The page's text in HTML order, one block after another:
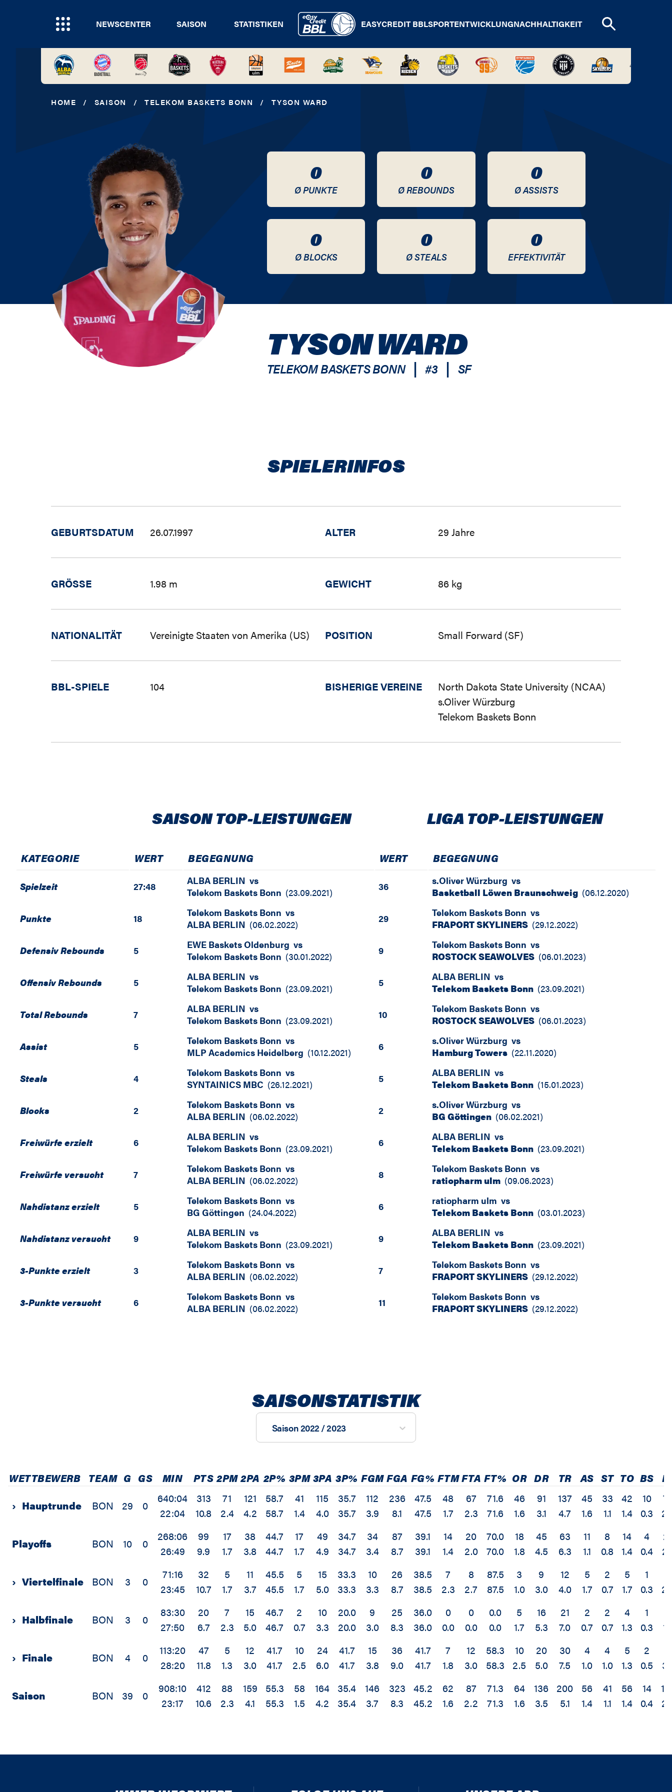
NEWSCENTER SAISON STATISTIKEN EASYCREDIT BBLSPORTENTWICKLUNGNACHHALTIGKEIT
HOME / SAISON / TELEKOM BASKETS BONN / TYSON WARD
0
Ø PUNKTE
0
Ø REBOUNDS
0
Ø ASSISTS
0
Ø BLOCKS
0
Ø STEALS
0
EFFEKTIVITÄT
TYSON WARD
TELEKOM BASKETS BONN | #3 | SF
SPIELERINFOS
GEBURTSDATUM 26.07.1997 ALTER 29 Jahre
GRÖSSE 1.98 m GEWICHT 86 kg
NATIONALITÄT Vereinigte Staaten von Amerika (US) POSITION Small Forward (SF)
BBL-SPIELE 104 BISHERIGE VEREINE
North Dakota State University (NCAA)
s.Oliver Würzburg
Telekom Baskets Bonn
SAISON TOP-LEISTUNGEN LIGA TOP-LEISTUNGEN
KATEGORIE WERT BEGEGNUNG WERT BEGEGNUNG
Spielzeit 27:48 ALBA BERLIN vs
Telekom Baskets Bonn (23.09.2021) 36 s.Oliver Würzburg vs
Basketball Löwen Braunschweig (06.12.2020)
Punkte 18 Telekom Baskets Bonn vs
ALBA BERLIN (06.02.2022) 29 Telekom Baskets Bonn vs
FRAPORT SKYLINERS (29.12.2022)
Defensiv Rebounds 5 EWE Baskets Oldenburg vs
Telekom Baskets Bonn (30.01.2022) 9 Telekom Baskets Bonn vs
ROSTOCK SEAWOLVES (06.01.2023)
Offensiv Rebounds 5 ALBA BERLIN vs
Telekom Baskets Bonn (23.09.2021) 5 ALBA BERLIN vs
Telekom Baskets Bonn (23.09.2021)
Total Rebounds 7 ALBA BERLIN vs
Telekom Baskets Bonn (23.09.2021) 10 Telekom Baskets Bonn vs
ROSTOCK SEAWOLVES (06.01.2023)
Assist 5 Telekom Baskets Bonn vs
MLP Academics Heidelberg (10.12.2021) 6 s.Oliver Würzburg vs
Hamburg Towers (22.11.2020)
Steals 4 Telekom Baskets Bonn vs
SYNTAINICS MBC (26.12.2021) 5 ALBA BERLIN vs
Telekom Baskets Bonn (15.01.2023)
Blocks 2 Telekom Baskets Bonn vs
ALBA BERLIN (06.02.2022) 2 s.Oliver Würzburg vs
BG Göttingen (06.02.2021)
Freiwürfe erzielt 6 ALBA BERLIN vs
Telekom Baskets Bonn (23.09.2021) 6 ALBA BERLIN vs
Telekom Baskets Bonn (23.09.2021)
Freiwürfe versucht 7 Telekom Baskets Bonn vs
ALBA BERLIN (06.02.2022) 8 Telekom Baskets Bonn vs
ratiopharm ulm (09.06.2023)
Nahdistanz erzielt 5 Telekom Baskets Bonn vs
BG Göttingen (24.04.2022) 6 ratiopharm ulm vs
Telekom Baskets Bonn (03.01.2023)
Nahdistanz versucht 9 ALBA BERLIN vs
Telekom Baskets Bonn (23.09.2021) 9 ALBA BERLIN vs
Telekom Baskets Bonn (23.09.2021)
3-Punkte erzielt 3 Telekom Baskets Bonn vs
ALBA BERLIN (06.02.2022) 7 Telekom Baskets Bonn vs
FRAPORT SKYLINERS (29.12.2022)
3-Punkte versucht 6 Telekom Baskets Bonn vs
ALBA BERLIN (06.02.2022) 11 Telekom Baskets Bonn vs
FRAPORT SKYLINERS (29.12.2022)
SAISONSTATISTIK
Saison 2022 / 2023
WETTBEWERB TEAM G GS MIN PTS 2PM2PA 2P% 3PM 3PA 3P% FGMFGA FG% FTMFTA FT% OR DR TR AS ST TO BS
› Hauptrunde BON 29 0
640:04
22:04
313
10.8
71
2.4
121
4.2
58.7
58.7
41
1.4
115
4.0
35.7
35.7
112
3.9
236
8.1
47.5
47.5
48
1.7
67
2.3
71.6
71.6
46
1.6
91
3.1
137
4.7
45
1.6
33
1.1
42
1.4
10
0.3
Playoffs BON 10 0
268:06
26:49
99
9.9
17
1.7
38
3.8
44.7
44.7
17
1.7
49
4.9
34.7
34.7
34
3.4
87
8.7
39.1
39.1
14
1.4
20
2.0
70.0
70.0
18
1.8
45
4.5
63
6.3
11
1.1
8
0.8
14
1.4
4
0.4
› Viertelfinale BON 3 0
71:16
23:45
32
10.7
5
1.7
11
3.7
45.5
45.5
5
1.7
15
5.0
33.3
33.3
10
3.3
26
8.7
38.5
38.5
7
2.3
8
2.7
87.5
87.5
3
1.0
9
3.0
12
4.0
5
1.7
2
0.7
5
1.7
1
0.3
› Halbfinale BON 3 0
83:30
27:50
20
6.7
7
2.3
15
5.0
46.7
46.7
2
0.7
10
3.3
20.0
20.0
9
3.0
25
8.3
36.0
36.0
0
0.0
0
0.0
0.0
0.0
5
1.7
16
5.3
21
7.0
2
0.7
2
0.7
4
1.3
1
0.3
› Finale BON 4 0
113:20
28:20
47
11.8
5
1.3
12
3.0
41.7
41.7
10
2.5
24
6.0
41.7
41.7
15
3.8
36
9.0
41.7
41.7
7
1.8
12
3.0
58.3
58.3
10
2.5
20
5.0
30
7.5
4
1.0
4
1.0
5
1.3
2
0.5
Saison BON 39 0
908:10
23:17
412
10.6
88
2.3
159
4.1
55.3
55.3
58
1.5
164
4.2
35.4
35.4
146
3.7
323
8.3
45.2
45.2
62
1.6
87
2.2
71.3
71.3
64
1.6
136
3.5
200
5.1
56
1.4
41
1.1
56
1.4
14
0.4